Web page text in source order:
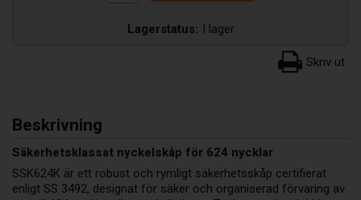
Lagerstatus: I lager
Beskrivning
Säkerhetsklassat nyckelskåp för 624 nycklar
SSK624K är ett robust och rymligt säkerhetsskåp certifierat
enligt SS 3492, designat för säker och organiserad förvaring av